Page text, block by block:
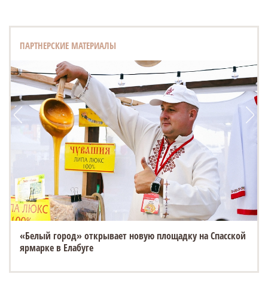
ПАРТНЕРСКИЕ МАТЕРИАЛЫ
«Белый город» открывает новую площадку на Спасской
ярмарке в Елабуге